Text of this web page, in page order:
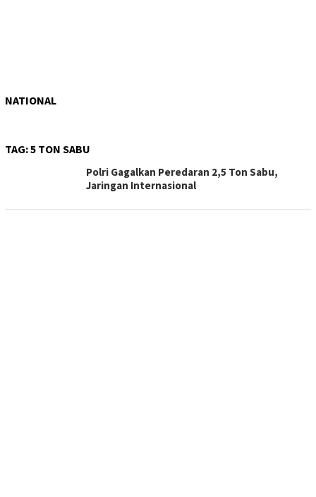
NATIONAL
TAG:5 TON SABU
Polri Gagalkan Peredaran 2,5 Ton Sabu,
Jaringan Internasional